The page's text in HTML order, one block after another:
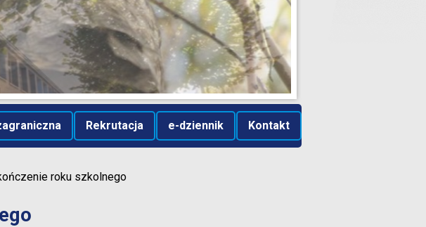
Rekrutacja e-dziennik Kontakt
roku szkolnego